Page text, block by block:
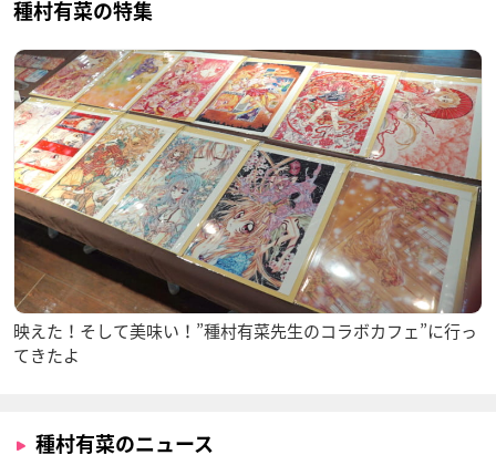
種村有菜の特集
映えた！そして美味い！”種村有菜先生のコラボカフェ”に行っ
てきたよ
種村有菜のニュース